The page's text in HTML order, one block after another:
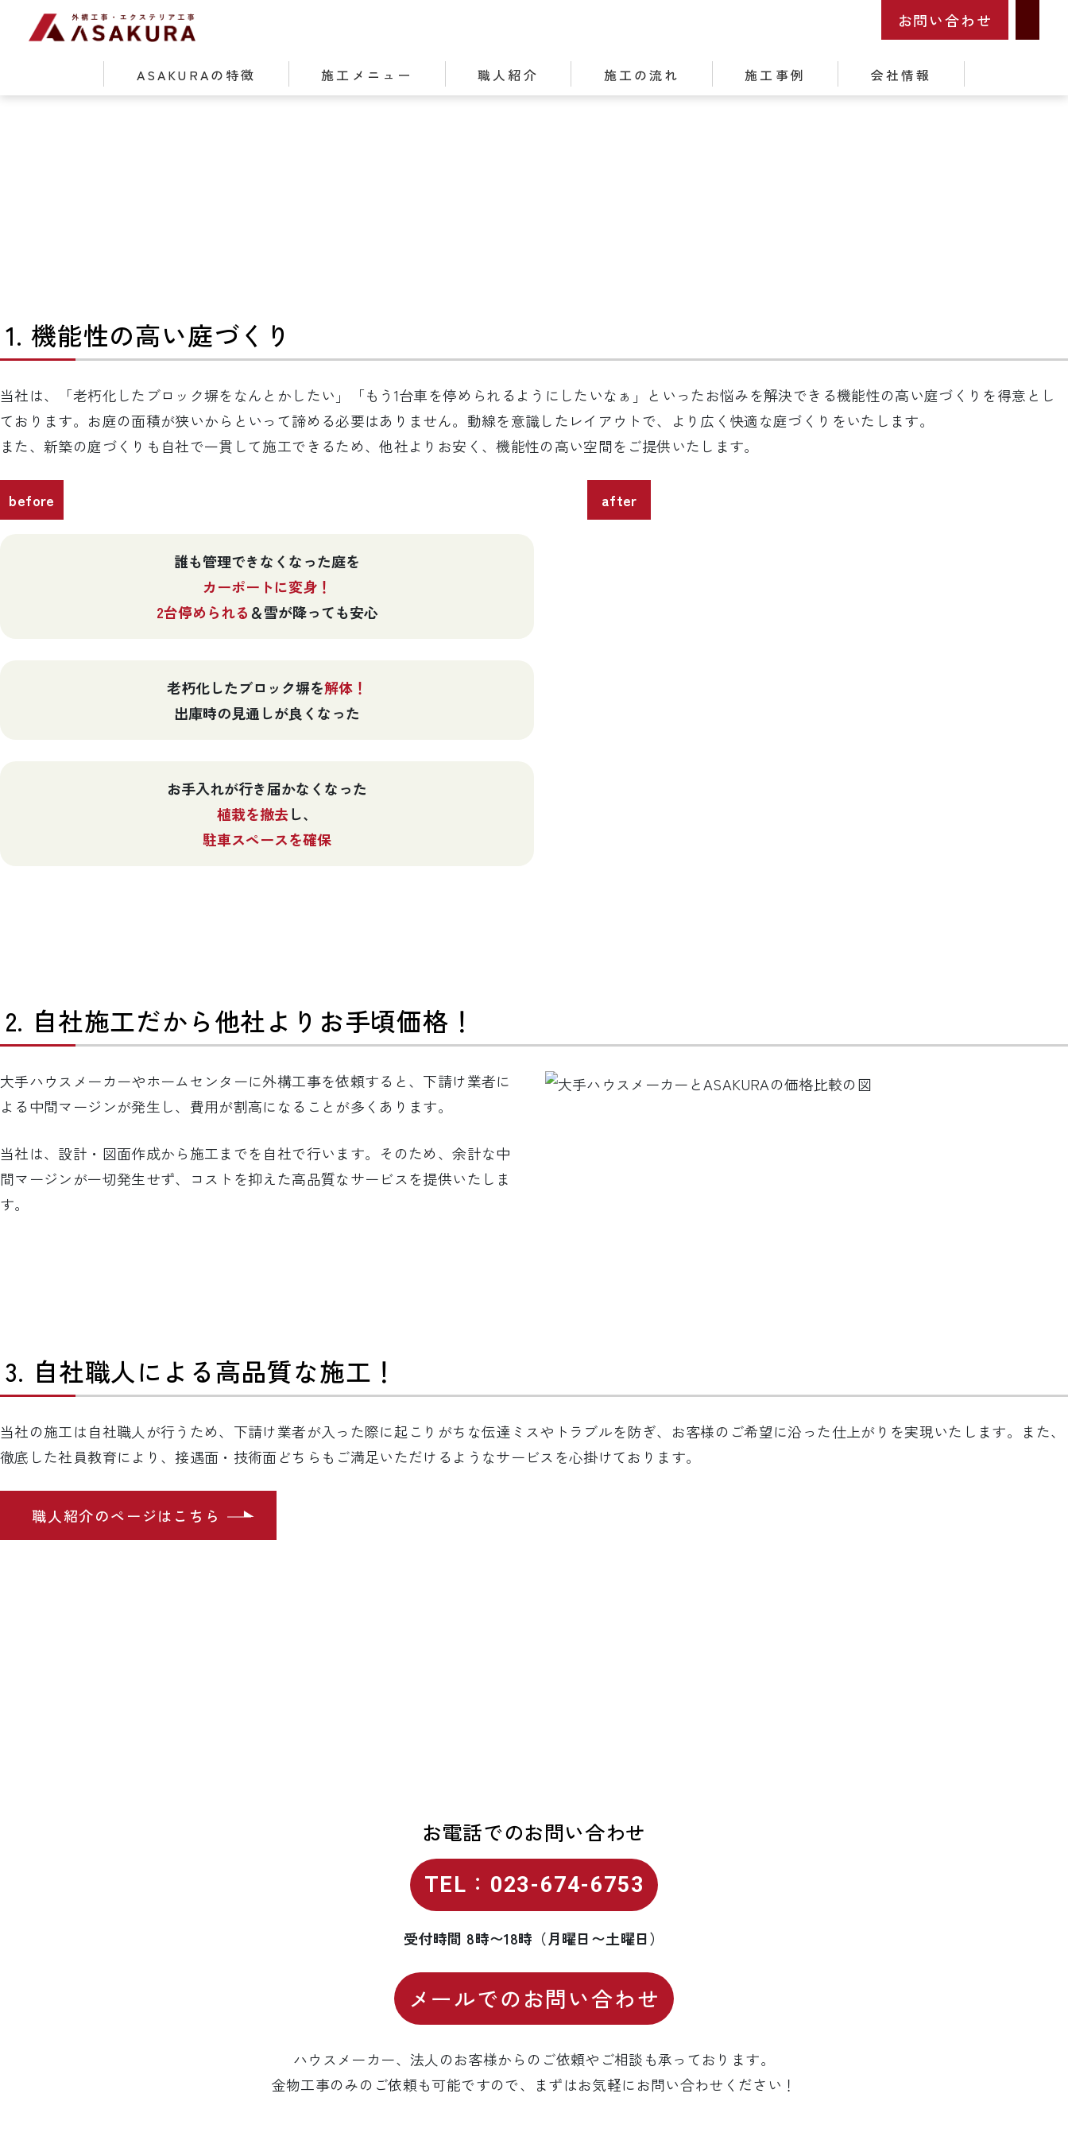
お問い合わせ
ASAKURAの特徴 施工メニュー 職人紹介 施工の流れ 施工事例 会社情報
1. 機能性の高い庭づくり
当社は、「老朽化したブロック塀をなんとかしたい」「もう1台車を停められるようにしたいなぁ」といったお悩みを解決できる機能性の高い庭づくりを得意とし
ております。お庭の面積が狭いからといって諦める必要はありません。動線を意識したレイアウトで、より広く快適な庭づくりをいたします。
また、新築の庭づくりも自社で一貫して施工できるため、他社よりお安く、機能性の高い空間をご提供いたします。
before after
誰も管理できなくなった庭を
カーポートに変身！
2台停められる＆雪が降っても安心
老朽化したブロック塀を解体！
出庫時の見通しが良くなった
お手入れが行き届かなくなった
植栽を撤去し、
駐車スペースを確保
2. 自社施工だから他社よりお手頃価格！
大手ハウスメーカーやホームセンターに外構工事を依頼すると、下請け業者に
よる中間マージンが発生し、費用が割高になることが多くあります。
当社は、設計・図面作成から施工までを自社で行います。そのため、余計な中
間マージンが一切発生せず、コストを抑えた高品質なサービスを提供いたしま
す。
3. 自社職人による高品質な施工！
当社の施工は自社職人が行うため、下請け業者が入った際に起こりがちな伝達ミスやトラブルを防ぎ、お客様のご希望に沿った仕上がりを実現いたします。また、
徹底した社員教育により、接遇面・技術面どちらもご満足いただけるようなサービスを心掛けております。
職人紹介のページはこちら
お電話でのお問い合わせ
TEL：023-674-6753
受付時間 8時〜18時（月曜日〜土曜日）
メールでのお問い合わせ
ハウスメーカー、法人のお客様からのご依頼やご相談も承っております。
金物工事のみのご依頼も可能ですので、まずはお気軽にお問い合わせください！